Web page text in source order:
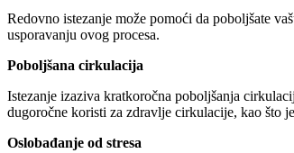
Redovno istezanje može pomoći da poboljšate
usporavanju ovog procesa.
Poboljšana cirkulacija
Istezanje izaziva kratkoročna poboljšanja
dugoročne koristi za zdravlje cirkulacije, kao što
Oslobađanje od stresa